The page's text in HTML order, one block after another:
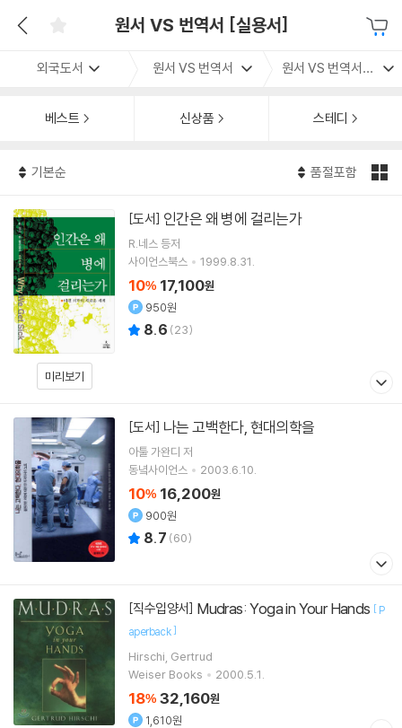
원서 VS 번역서 [실용서]
외국도서 원서 VS 번역서 원서 VS 번역서 [실용서]
베스트 신상품 스테디
기본순 품절포함
미리보기
[도서] 인간은 왜 병에 걸리는가
R.네스 등저
사이언스북스
1999.8.31.
10% 17,100원
950원
8.6 (23)
[도서] 나는 고백한다, 현대의학을
아툴 가완디 저
동녘사이언스
2003.6.10.
10% 16,200원
900원
8.7 (60)
[직수입양서] Mudras: Yoga in Your Hands [ P
aperback]
Hirschi, Gertrud
Weiser Books
2000.5.1.
18% 32,160원
1,610원